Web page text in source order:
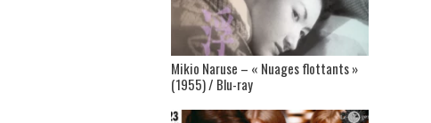
Mikio Naruse – « Nuages flottants »
(1955) / Blu-ray